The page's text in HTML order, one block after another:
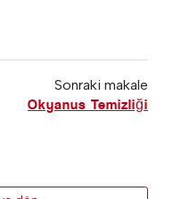
Sonraki makale
Okyanus Temizliği